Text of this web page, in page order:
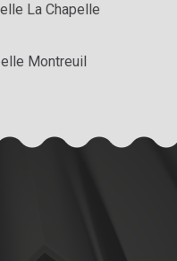
La Chapelle
Montreuil